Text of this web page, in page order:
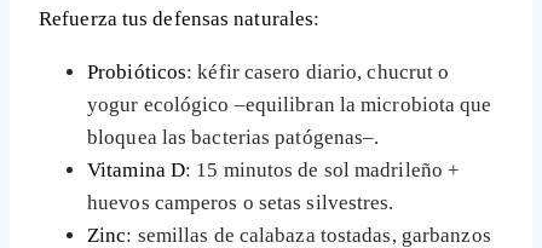
Refuerza tus defensas naturales:
Probióticos: kéfir casero diario, chucrut o
yogur ecológico –equilibran la microbiota que
bloquea las bacterias patógenas–.
Vitamina D: 15 minutos de sol madrileño +
huevos camperos o setas silvestres.
Zinc: semillas de calabaza tostadas, garbanzos